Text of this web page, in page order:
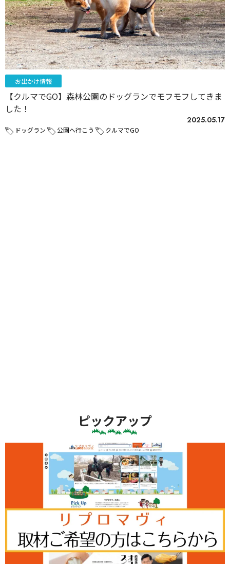
お出かけ情報
【クルマでGO】森林公園のドッグランでモフモフしてきま
した！
2025.05.17
ドッグラン 公園へ行こう クルマでGO
ピックアップ